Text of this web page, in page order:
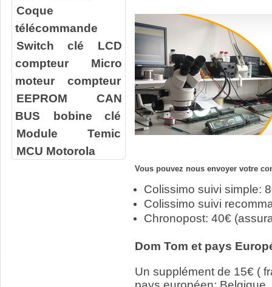
Coque
télécommande
Switch clé
LCD
compteur
Micro
moteur compteur
EEPROM
CAN
BUS
bobine clé
Module Temic
MCU Motorola
Vous pouvez nous envoyer votre
Colissimo suivi simple:
Colissimo suivi
Chronopost: 40€
Dom Tom et pays
Un supplément de 15€ (